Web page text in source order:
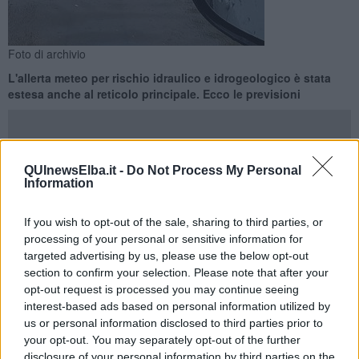
QUInewsElba.it - Do Not Process My Personal
Information
If you wish to opt-out of the sale, sharing to third parties, or
processing of your personal or sensitive information for
targeted advertising by us, please use the below opt-out
section to confirm your selection. Please note that after your
opt-out request is processed you may continue seeing
interest-based ads based on personal information utilized by
us or personal information disclosed to third parties prior to
your opt-out. You may separately opt-out of the further
disclosure of your personal information by third parties on the
Foto di archivio
L'allerta meteo per rischio idraulico e idrogeologico è stata
estesa anche al reticolo principale. Ecco le previsioni
idrogeologico e idraulico del reticolo minore emessa ieri dalla Sala
operativa unificata della Protezione civile toscana e già in corso per
le 24 ore di oggi.
L’allerta gialla è estesa inoltre al rischio idraulico del reticolo
principale, con validità dalle ore 12 fino alla mezzanotte di martedì
15 Aprile.